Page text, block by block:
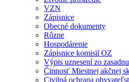
VZN
Zápisnice
Obecné dokumenty
Rôzne
Hospodárenie
Zápisnice komisií OZ
Výpis uznesení zo
Činnosť Miestnej akčnej
Civilná ochrana